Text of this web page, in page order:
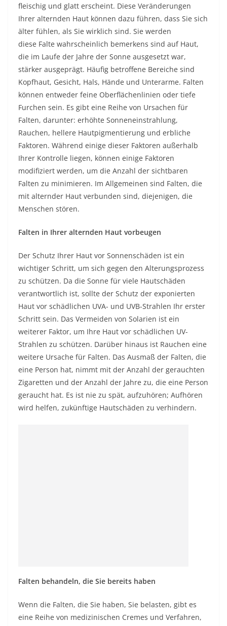
fleischig und glatt erscheint. Diese Veränderungen
Ihrer alternden Haut können dazu führen, dass Sie sich
älter fühlen, als Sie wirklich sind. Sie werden
diese Falte wahrscheinlich bemerkens sind auf Haut,
die im Laufe der Jahre der Sonne ausgesetzt war,
stärker ausgeprägt. Häufig betroffene Bereiche sind
Kopfhaut, Gesicht, Hals, Hände und Unterarme. Falten
können entweder feine Oberflächenlinien oder tiefe
Furchen sein. Es gibt eine Reihe von Ursachen für
Falten, darunter: erhöhte Sonneneinstrahlung,
Rauchen, hellere Hautpigmentierung und erbliche
Faktoren. Während einige dieser Faktoren außerhalb
Ihrer Kontrolle liegen, können einige Faktoren
modifiziert werden, um die Anzahl der sichtbaren
Falten zu minimieren. Im Allgemeinen sind Falten, die
mit alternder Haut verbunden sind, diejenigen, die
Menschen stören.
Falten in Ihrer alternden Haut vorbeugen
Der Schutz Ihrer Haut vor Sonnenschäden ist ein
wichtiger Schritt, um sich gegen den Alterungsprozess
zu schützen. Da die Sonne für viele Hautschäden
verantwortlich ist, sollte der Schutz der exponierten
Haut vor schädlichen UVA- und UVB-Strahlen Ihr erster
Schritt sein. Das Vermeiden von Solarien ist ein
weiterer Faktor, um Ihre Haut vor schädlichen UV-
Strahlen zu schützen. Darüber hinaus ist Rauchen eine
weitere Ursache für Falten. Das Ausmaß der Falten, die
eine Person hat, nimmt mit der Anzahl der gerauchten
Zigaretten und der Anzahl der Jahre zu, die eine Person
geraucht hat. Es ist nie zu spät, aufzuhören; Aufhören
wird helfen, zukünftige Hautschäden zu verhindern.
Falten behandeln, die Sie bereits haben
Wenn die Falten, die Sie haben, Sie belasten, gibt es
eine Reihe von medizinischen Cremes und Verfahren,